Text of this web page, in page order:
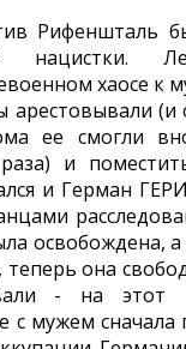
Рифеншталь
нацистки.
хаосе к
арестовывали (и
ее смогли
и
и Герман
освобождена, а
теперь она
- на этот
с мужем сначала